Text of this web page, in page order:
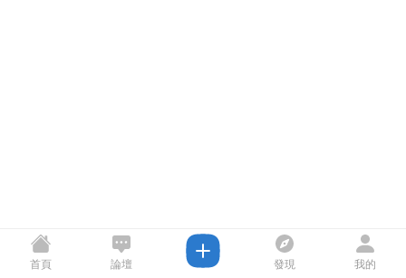
首頁 論壇 發現 我的